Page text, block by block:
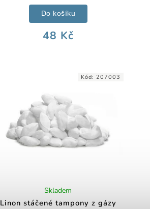
48 Kč
Do košíku
Linon stáčené tampony z gázy
Skladem
Kód:207003